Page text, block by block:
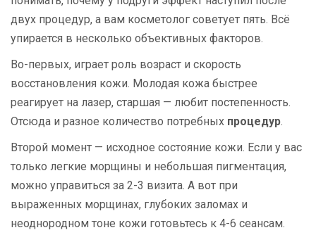
двух процедур, а вам косметолог советует пять. Всё
упирается в несколько объективных факторов.
Во-первых, играет роль возраст и скорость
восстановления кожи. Молодая кожа быстрее
реагирует на лазер, старшая — любит постепенность.
Отсюда и разное количество потребных процедур.
Второй момент — исходное состояние кожи. Если у вас
только легкие морщины и небольшая пигментация,
можно управиться за 2-3 визита. А вот при
выраженных морщинах, глубоких заломах и
неоднородном тоне кожи готовьтесь к 4-6 сеансам.